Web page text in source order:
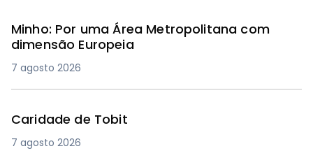
Minho: Por uma Área Metropolitana com
dimensão Europeia
7 agosto 2026
Caridade de Tobit
7 agosto 2026